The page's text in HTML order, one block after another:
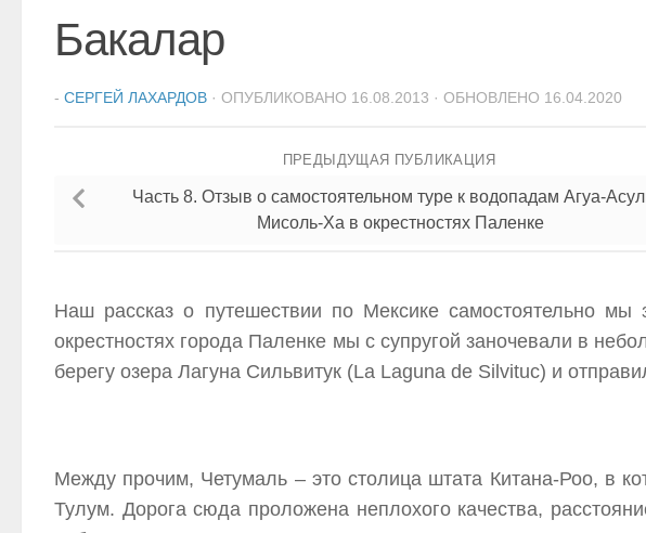
Бакалар
- СЕРГЕЙ ЛАХАРДОВ · ОПУБЛИКОВАНО 16.08.2013 · ОБНОВЛЕНО 16.04.2020
ПРЕДЫДУЩАЯ ПУБЛИКАЦИЯ
Часть 8. Отзыв о самостоятельном туре к водопадам Агуа-
Мисоль-Ха в окрестностях Паленке
Наш рассказ о путешествии по Мексике самостоятельно
окрестностях города Паленке мы с супругой заночевали в
берегу озера Лагуна Сильвитук (La Laguna de Silvituc) и
Между прочим, Четумаль – это столица штата Китана-Роо, в
Тулум. Дорога сюда проложена неплохого качества,